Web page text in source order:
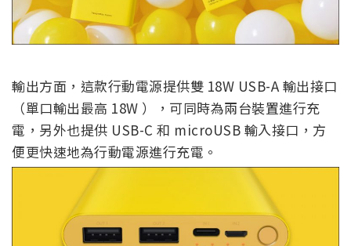
輸出方面，這款行動電源提供雙 18W USB-A 輸出接口
（單口輸出最高 18W ），可同時為兩台裝置進行充
電，另外也提供 USB-C 和 microUSB 輸入接口，方
便更快速地為行動電源進行充電。